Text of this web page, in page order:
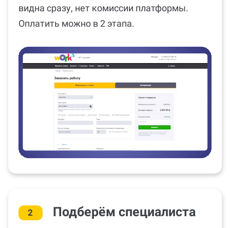
видна сразу, нет комиссии платформы.
Оплатить можно в 2 этапа.
2 Подберём специалиста